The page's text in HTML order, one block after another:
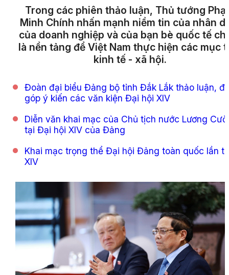
Trong các phiên thảo luận, Thủ tướng
Minh Chính nhấn mạnh niềm tin của nhân
của doanh nghiệp và của bạn bè quốc tế
là nền tảng để Việt Nam thực hiện các mục
kinh tế - xã hội.
Đoàn đại biểu Đảng bộ tỉnh Đắk Lắk thảo luận,
góp ý kiến các văn kiện Đại hội XIV
Diễn văn khai mạc của Chủ tịch nước Lương
tại Đại hội XIV của Đảng
Khai mạc trọng thể Đại hội Đảng toàn quốc lần
XIV